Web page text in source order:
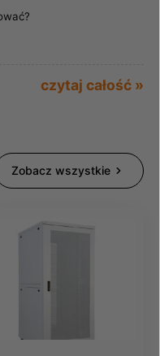
czytaj całość »
Zobacz wszystkie